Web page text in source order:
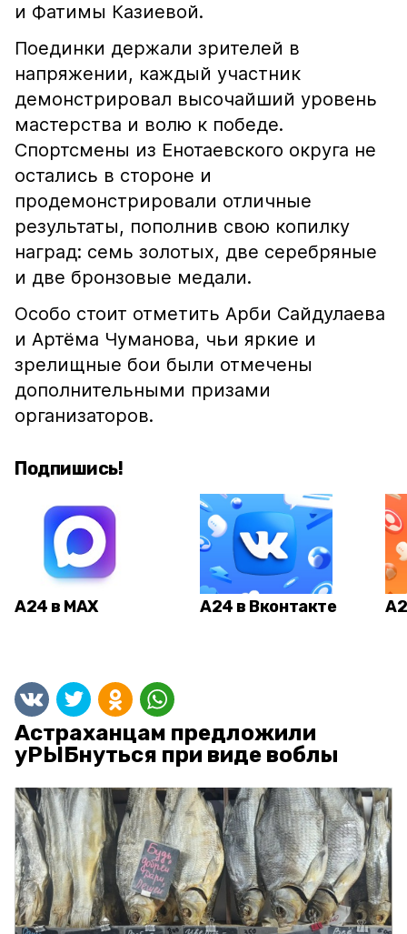
и Фатимы Казиевой.
Поединки держали зрителей в
напряжении, каждый участник
демонстрировал высочайший уровень
мастерства и волю к победе.
Спортсмены из Енотаевского округа не
остались в стороне и
продемонстрировали отличные
результаты, пополнив свою копилку
наград: семь золотых, две серебряные
и две бронзовые медали.
Особо стоит отметить Арби Сайдулаева
и Артёма Чуманова, чьи яркие и
зрелищные бои были отмечены
дополнительными призами
организаторов.
Подпишись!
А24 в MAX А24 в Вконтакте
Астраханцам предложили
уРЫБнуться при виде воблы